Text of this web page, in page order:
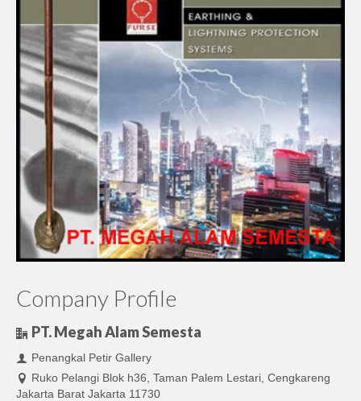
Company Profile
PT. Megah Alam Semesta
Penangkal Petir Gallery
Ruko Pelangi Blok h36, Taman Palem Lestari, Cengkareng
Jakarta Barat Jakarta 11730